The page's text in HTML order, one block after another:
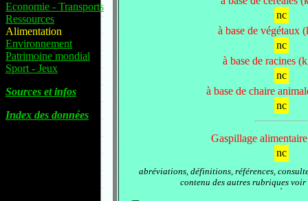
Economie - Transports
Ressources
Alimentation
Environnement
Patrimoine mondial
Sport - Jeux
Sources et infos
Index des données
nc
à base de végétaux
nc
à base de racines
nc
à base de chaire
nc
Gaspillage
nc
abréviations, définitions, références,
contenu des autres rubriques voir